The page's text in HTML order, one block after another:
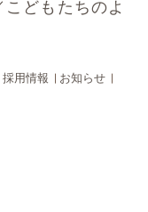
どもたちのよ
採用情報 お知らせ